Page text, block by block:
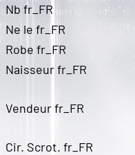
Nb fr_FR
Ne le fr_FR
Robe fr_FR
Naisseur fr_FR
Vendeur fr_FR
Cir. Scrot. fr_FR